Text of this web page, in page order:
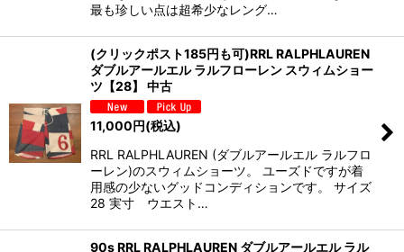
最も珍しい点は超希少なレング…
(クリックポスト185円も可)RRL RALPHLAUREN
ダブルアールエル ラルフローレン スウィムショー
ツ【28】 中古
11,000円(税込)
RRL RALPHLAUREN (ダブルアールエル ラルフロ
ーレン)のスウィムショーツ。 ユーズドですが着
用感の少ないグッドコンディションです。 サイズ
28 実寸 ウエスト…
90s RRL RALPHLAUREN ダブルアールエル ラル